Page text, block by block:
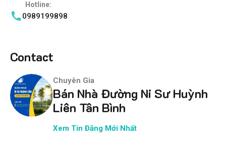
Hotline:
0989199898
Contact
Chuyên Gia
Bán Nhà Đường Ni Sư Huỳnh
Liên Tân Bình
Xem Tin Đăng Mới Nhất